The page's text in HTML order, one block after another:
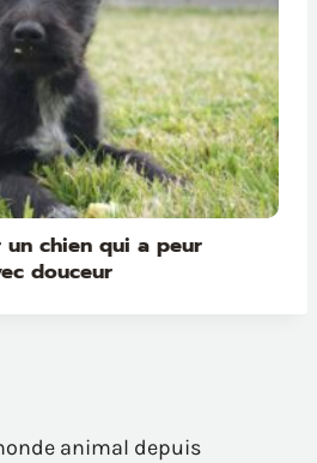
un chien qui a peur
douceur
animal depuis